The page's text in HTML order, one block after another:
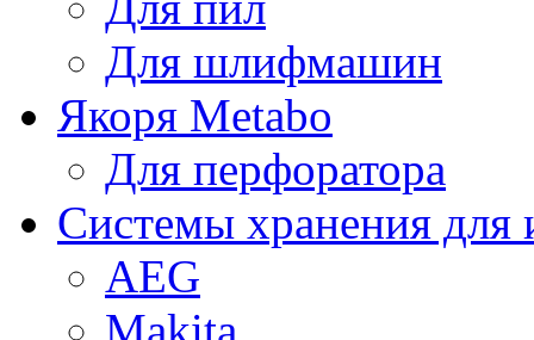
Для шлифмашин
Якоря Metabo
Для перфоратора
Системы хранения для
AEG
Makita